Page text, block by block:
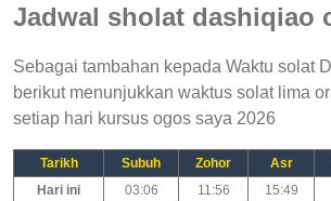
Jadwal sholat dashiqiao
Sebagai tambahan kepada Waktu solat
berikut menunjukkan waktus solat lima
setiap hari kursus ogos saya 2026
Tarikh Subuh Zohor Asr
Hari ini
03:06 11:56 15:49